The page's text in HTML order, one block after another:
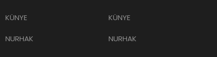
KÜNYE
NURHAK
KÜNYE
NURHAK